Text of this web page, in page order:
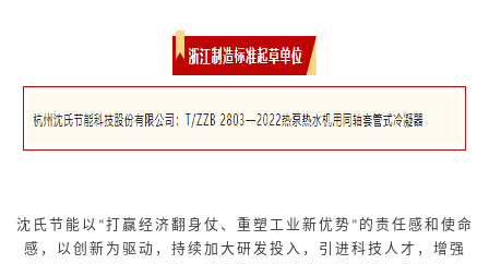
沈氏节能以 “打赢经济翻身仗、重塑工业新优势 ” 的责任感和使命
感，以创新为驱动，持续加大研发投入，引进科技人才，增强